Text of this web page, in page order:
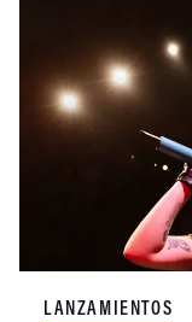
LANZAMIENTOS